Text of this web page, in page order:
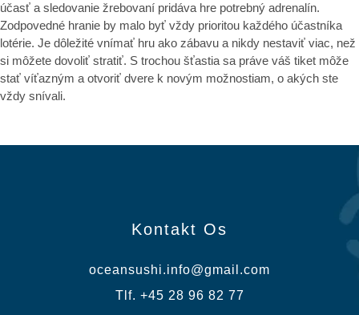
účasť a sledovanie žrebovaní pridáva hre potrebný adrenalín.
Zodpovedné hranie by malo byť vždy prioritou každého účastníka
lotérie. Je dôležité vnímať hru ako zábavu a nikdy nestaviť viac, než
si môžete dovoliť stratiť. S trochou šťastia sa práve váš tiket môže
stať víťazným a otvoriť dvere k novým možnostiam, o akých ste
vždy snívali.
Kontakt Os
oceansushi.info@gmail.com
Tlf. +45 28 96 82 77